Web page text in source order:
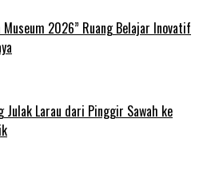
Museum 2026” Ruang Belajar Inovatif
Julak Larau dari Pinggir Sawah ke